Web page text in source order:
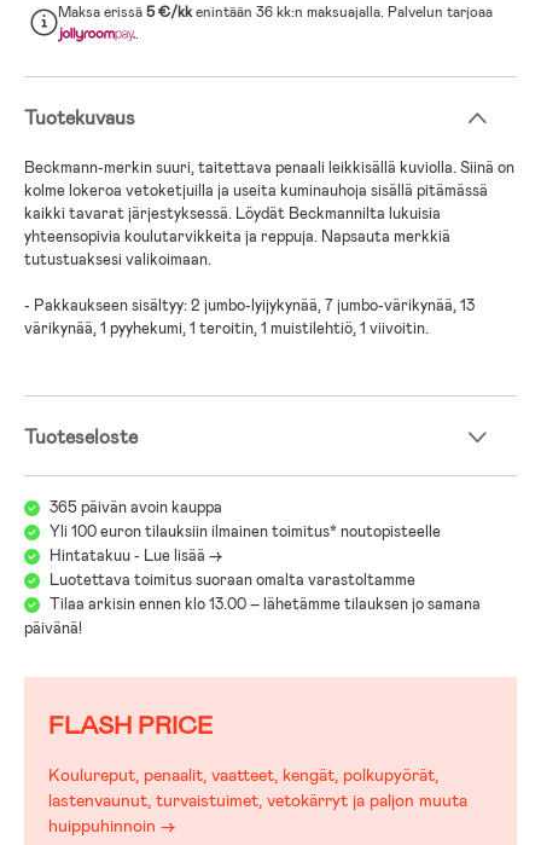
Maksa erissä5 €/kkenintään 36 kk:n maksuajalla. Palvelun tarjoaa
.
Tuotekuvaus
Beckmann-merkin suuri, taitettava penaali leikkisällä kuviolla. Siinä on
kolme lokeroa vetoketjuilla ja useita kuminauhoja sisällä pitämässä
kaikki tavarat järjestyksessä. Löydät Beckmannilta lukuisia
yhteensopivia koulutarvikkeita ja reppuja. Napsauta merkkiä
tutustuaksesi valikoimaan.
- Pakkaukseen sisältyy: 2 jumbo-lyijykynää, 7 jumbo-värikynää, 13
värikynää, 1 pyyhekumi, 1 teroitin, 1 muistilehtiö, 1 viivoitin.
Tuoteseloste
365 päivän avoin kauppa
Yli 100 euron tilauksiin ilmainen toimitus* noutopisteelle
Hintatakuu - Lue lisää ->
Luotettava toimitus suoraan omalta varastoltamme
Tilaa arkisin ennen klo 13.00 – lähetämme tilauksen jo samana
päivänä!
FLASH PRICE
Koulureput, penaalit, vaatteet, kengät, polkupyörät,
lastenvaunut, turvaistuimet, vetokärryt ja paljon muuta
huippuhinnoin →